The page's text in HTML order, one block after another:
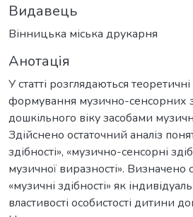
Видавець
Вінницька міська друкарня
Анотація
У статті розглядаються
формування музично-сенсорних
дошкільного віку засобами
Здійснено остаточний аналіз
здібності», «музично-сенсорні
музичної виразності». Визначено
«музичні здібності» як
властивості особистості дитини